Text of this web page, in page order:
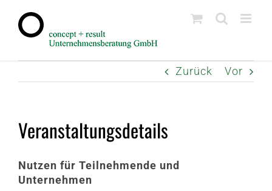
Inhalt
springen
Zurück Vor
Veranstaltungsdetails
Nutzen für Teilnehmende und
Unternehmen